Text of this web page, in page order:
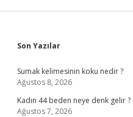
Sidebar
Son Yazılar
Sumak kelimesinin koku nedir ?
Ağustos 8, 2026
Kadın 44 beden neye denk gelir ?
Ağustos 7, 2026